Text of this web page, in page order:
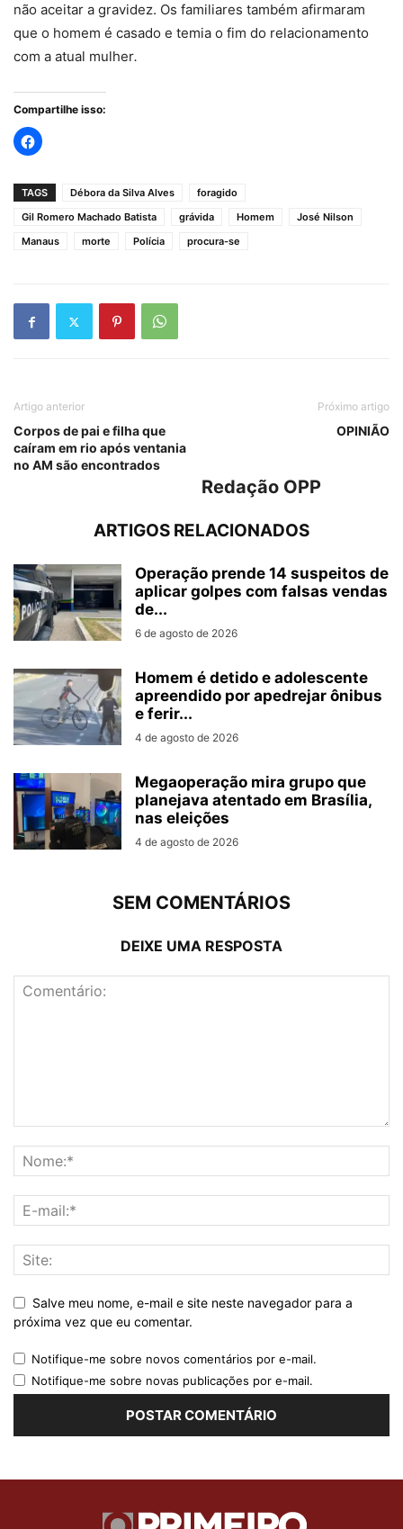
não aceitar a gravidez. Os familiares também afirmaram
que o homem é casado e temia o fim do relacionamento
com a atual mulher.
Compartilhe isso:
TAGS Débora da Silva Alves
foragido
Gil Romero Machado Batista
grávida Homem
José Nilson
Manaus
morte Polícia procura-se
Artigo anterior
Corpos de pai e filha que
caíram em rio após ventania
no AM são encontrados
Próximo artigo
OPINIÃO
Redação OPP
ARTIGOS RELACIONADOS
Operação prende 14 suspeitos de
aplicar golpes com falsas vendas
de...
6 de agosto de 2026
Homem é detido e adolescente
apreendido por apedrejar ônibus
e ferir...
4 de agosto de 2026
Megaoperação mira grupo que
planejava atentado em Brasília,
nas eleições
4 de agosto de 2026
SEM COMENTÁRIOS
DEIXE UMA RESPOSTA
Salve meu nome, e-mail e site neste navegador para a
próxima vez que eu comentar.
Notifique-me sobre novos comentários por e-mail.
Notifique-me sobre novas publicações por e-mail.